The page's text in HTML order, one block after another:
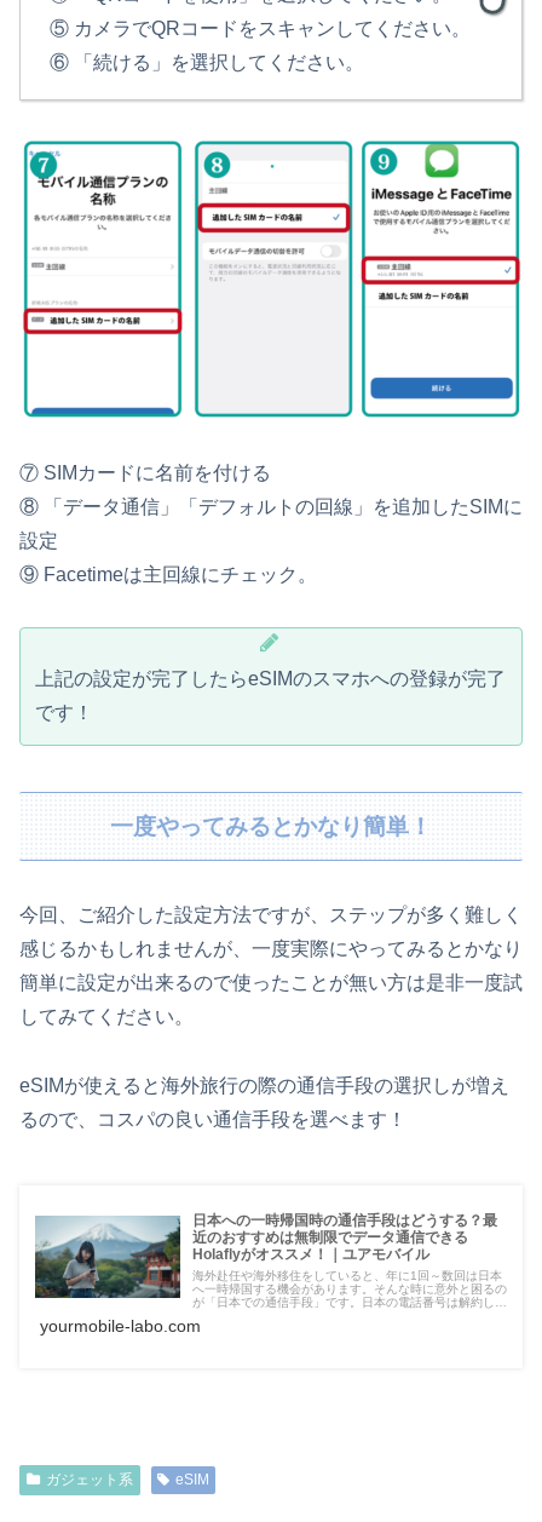
⑤ カメラでQRコードをスキャンしてください。
⑥ 「続ける」を選択してください。
⑦ SIMカードに名前を付ける
⑧ 「データ通信」「デフォルトの回線」を追加したSIMに
設定
⑨ Facetimeは主回線にチェック。
上記の設定が完了したらeSIMのスマホへの登録が完了
です！
一度やってみるとかなり簡単！
今回、ご紹介した設定方法ですが、ステップが多く難しく
感じるかもしれませんが、一度実際にやってみるとかなり
簡単に設定が出来るので使ったことが無い方は是非一度試
してみてください。
eSIMが使えると海外旅行の際の通信手段の選択しが増え
るので、コスパの良い通信手段を選べます！
日本への一時帰国時の通信手段はどうする？最
近のおすすめは無制限でデータ通信できる
Holaflyがオススメ！｜ユアモバイル
海外赴任や海外移住をしていると、年に1回～数回は日本
へ一時帰国する機会があります。そんな時に意外と困るの
が「日本での通信手段」です。日本の電話番号は解約して
ネットを使いたい家族全員分の通…
yourmobile-labo.com
ガジェット系 eSIM